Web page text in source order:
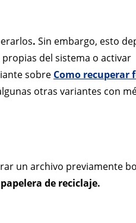
. Sin embargo, esto
del sistema o activar
sobre Como recuperar
otras variantes con
un archivo previamente
de reciclaje.